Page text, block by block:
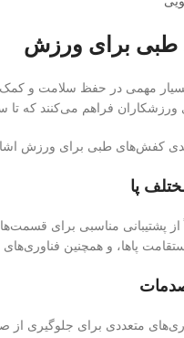
طبی برای ورزش
مهمی در حفظ سلامت و کمک به
ورزشکاران فراهم می‌کنند که
کفش‌های طبی برای ورزش
مناسبی برای قسمت‌های
پاها، و همچنین
متعددی برای جلوگیری از